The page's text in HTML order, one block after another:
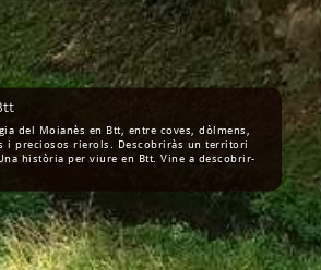
del Moianès en Btt, entre coves, dòlmens,
i preciosos rierols. Descobriràs un territori
història per viure en Btt. Vine a descobrir-